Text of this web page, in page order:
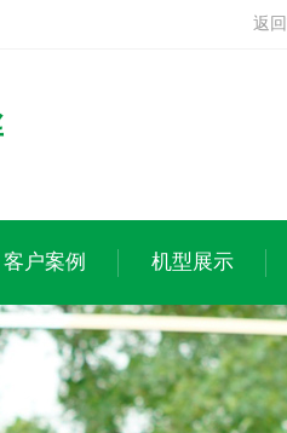
返
客户案例 机型展示